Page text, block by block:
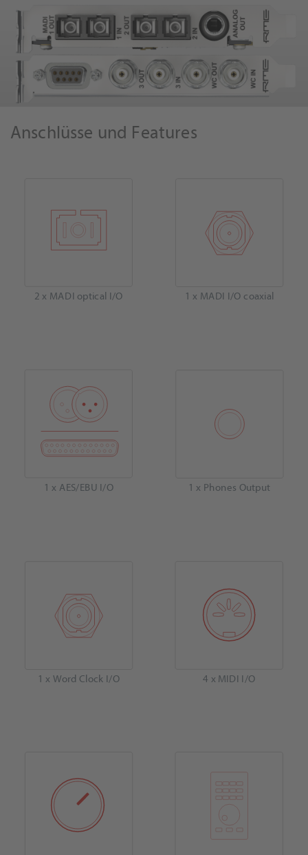
Anschlüsse und Features
2 x MADI optical I/O 1 x MADI I/O coaxial
1 x AES/EBU I/O 1 x Phones Output
1 x Word Clock I/O 4 x MIDI I/O